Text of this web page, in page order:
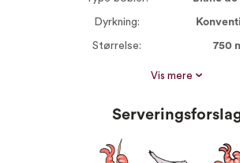
Dyrkning:
Størrelse: 750
Serveres ved: 8-
Vin til:
Lys
Vis mere